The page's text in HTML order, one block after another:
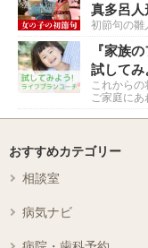
真多呂人
初節句の雛
『家族
試してみ
これからの
ご家庭にあ
おすすめカテゴリー
相談室
病気ナビ